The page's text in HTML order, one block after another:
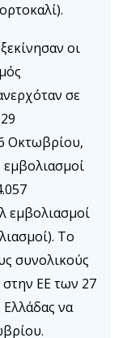
οι
σε
Οκτωβρίου,
εμβολιασμοί
εμβολιασμοί
Το
συνολικούς
ΕΕ των 27
να